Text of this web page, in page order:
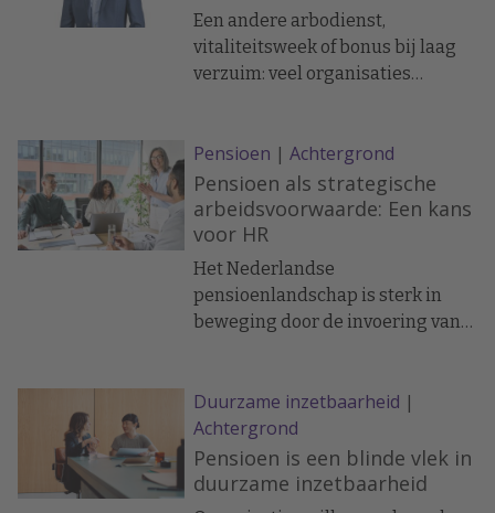
Een andere arbodienst,
vitaliteitsweek of bonus bij laag
verzuim: veel organisaties
om een bredere aanpak.
Pensioen | Achtergrond
Pensioen als strategische
arbeidsvoorwaarde: Een kans
voor HR
Het Nederlandse
pensioenlandschap is sterk in
beweging door de invoering van
alleen de regelingen zelf, maar
ook de rol van HR in het
pensioenbeleid.
Duurzame inzetbaarheid |
Achtergrond
Pensioen is een blinde vlek in
duurzame inzetbaarheid